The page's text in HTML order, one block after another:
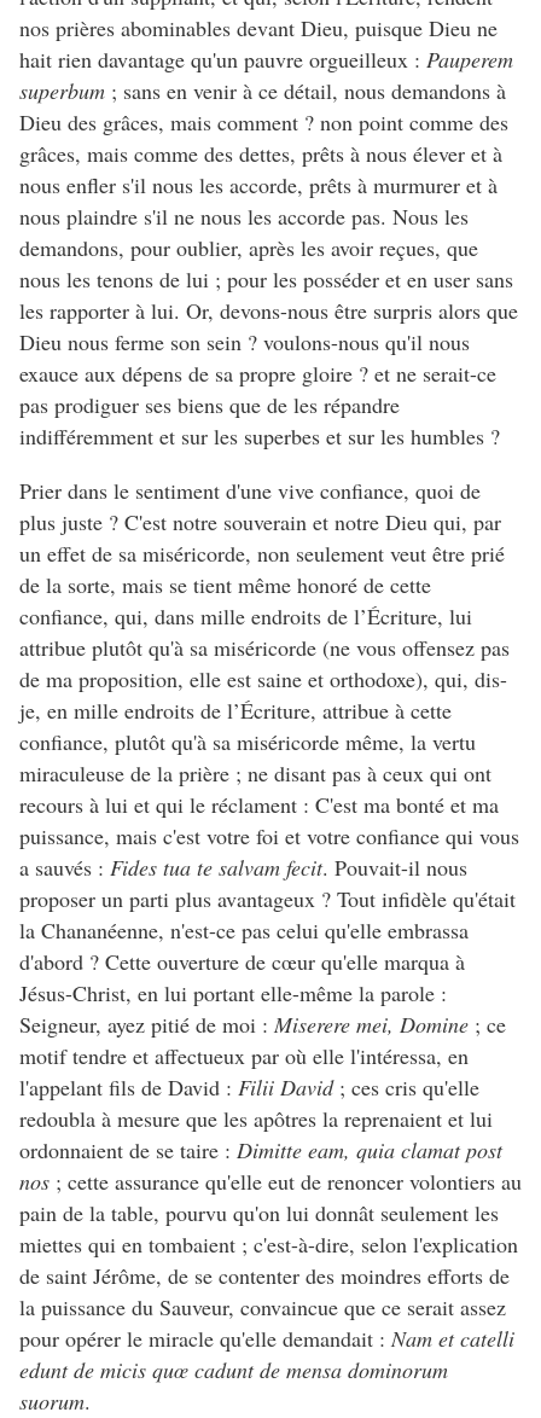
nos prières abominables devant Dieu, puisque Dieu ne
hait rien davantage qu'un pauvre orgueilleux : Pauperem
superbum ; sans en venir à ce détail, nous demandons à
Dieu des grâces, mais comment ? non point comme des
grâces, mais comme des dettes, prêts à nous élever et à
nous enfler s'il nous les accorde, prêts à murmurer et à
nous plaindre s'il ne nous les accorde pas. Nous les
demandons, pour oublier, après les avoir reçues, que
nous les tenons de lui ; pour les posséder et en user sans
les rapporter à lui. Or, devons-nous être surpris alors que
Dieu nous ferme son sein ? voulons-nous qu'il nous
exauce aux dépens de sa propre gloire ? et ne serait-ce
pas prodiguer ses biens que de les répandre
indifféremment et sur les superbes et sur les humbles ?
Prier dans le sentiment d'une vive confiance, quoi de
plus juste ? C'est notre souverain et notre Dieu qui, par
un effet de sa miséricorde, non seulement veut être prié
de la sorte, mais se tient même honoré de cette
confiance, qui, dans mille endroits de l’Écriture, lui
attribue plutôt qu'à sa miséricorde (ne vous offensez pas
de ma proposition, elle est saine et orthodoxe), qui, dis-
je, en mille endroits de l’Écriture, attribue à cette
confiance, plutôt qu'à sa miséricorde même, la vertu
miraculeuse de la prière ; ne disant pas à ceux qui ont
recours à lui et qui le réclament : C'est ma bonté et ma
puissance, mais c'est votre foi et votre confiance qui vous
a sauvés : Fides tua te salvam fecit. Pouvait-il nous
proposer un parti plus avantageux ? Tout infidèle qu'était
la Chananéenne, n'est-ce pas celui qu'elle embrassa
d'abord ? Cette ouverture de cœur qu'elle marqua à
Jésus-Christ, en lui portant elle-même la parole :
Seigneur, ayez pitié de moi : Miserere mei, Domine ; ce
motif tendre et affectueux par où elle l'intéressa, en
l'appelant fils de David : Filii David; ces cris qu'elle
redoubla à mesure que les apôtres la reprenaient et lui
ordonnaient de se taire : Dimitte eam, quia clamat post
nos ; cette assurance qu'elle eut de renoncer volontiers au
pain de la table, pourvu qu'on lui donnât seulement les
miettes qui en tombaient ; c'est-à-dire, selon l'explication
de saint Jérôme, de se contenter des moindres efforts de
la puissance du Sauveur, convaincue que ce serait assez
pour opérer le miracle qu'elle demandait :Nam et catelli
edunt de micis quœ cadunt de mensa dominorum
suorum.